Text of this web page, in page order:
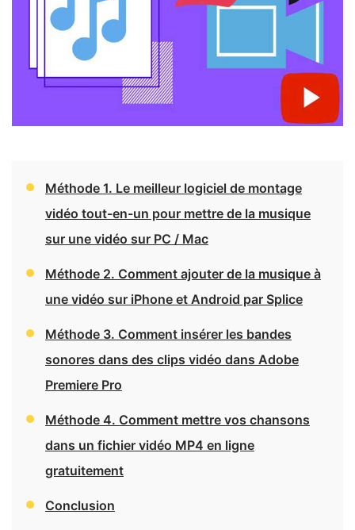
Méthode 1. Le meilleur logiciel de montage
vidéo tout-en-un pour mettre de la musique
sur une vidéo sur PC / Mac
Méthode 2. Comment ajouter de la musique à
une vidéo sur iPhone et Android par Splice
Méthode 3. Comment insérer les bandes
sonores dans des clips vidéo dans Adobe
Premiere Pro
Méthode 4. Comment mettre vos chansons
dans un fichier vidéo MP4 en ligne
gratuitement
Conclusion